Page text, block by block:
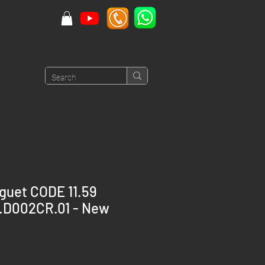
CODE 11.59
- New